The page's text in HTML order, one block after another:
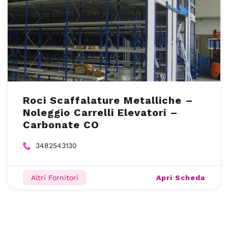
Roci Scaffalature Metalliche –
Noleggio Carrelli Elevatori –
Carbonate CO
3482543130
Altri Fornitori Apri Scheda